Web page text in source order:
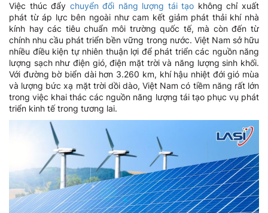
Việc thúc đẩy chuyển đổi năng lượng tái tạo không chỉ xuất
phát từ áp lực bên ngoài như cam kết giảm phát thải khí nhà
kính hay các tiêu chuẩn môi trường quốc tế, mà còn đến từ
chính nhu cầu phát triển bền vững trong nước. Việt Nam sở hữu
nhiều điều kiện tự nhiên thuận lợi để phát triển các nguồn năng
lượng sạch như điện gió, điện mặt trời và năng lượng sinh khối.
Với đường bờ biển dài hơn 3.260 km, khí hậu nhiệt đới gió mùa
và lượng bức xạ mặt trời dồi dào, Việt Nam có tiềm năng rất lớn
trong việc khai thác các nguồn năng lượng tái tạo phục vụ phát
triển kinh tế trong tương lai.